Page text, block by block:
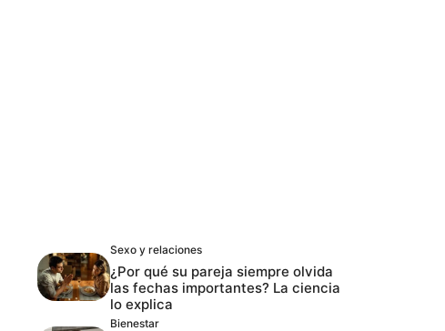
Sexo y relaciones
¿Por qué su pareja siempre olvida
las fechas importantes? La ciencia
lo explica
Bienestar